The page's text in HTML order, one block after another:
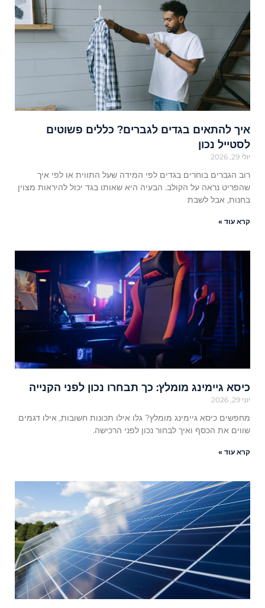
איך להתאים בגדים לגברים? כללים פשוטים
לסטייל נכון
יולי 29, 2026
רוב הגברים בוחרים בגדים לפי המידה שעל התווית או לפי איך
שהפריט נראה על הקולב. הבעיה היא שאותו בגד יכול להיראות מצוין
בחנות, אבל לשבת
קרא עוד »
כיסא גיימינג מומלץ: כך תבחרו נכון לפני הקנייה
יוני 29, 2026
מחפשים כיסא גיימינג מומלץ? גלו אילו תכונות חשובות, אילו דגמים
שווים את הכסף ואיך לבחור נכון לפני הרכישה.
קרא עוד »